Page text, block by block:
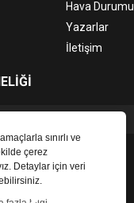
sınırlı ve
çerez
Detaylar için veri
Hava Durumu
Yazarlar
İletişim
daha hızlı erişin.